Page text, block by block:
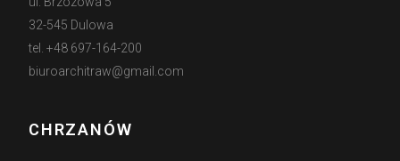
32-545 Dulowa
tel. +48 697-164-200
biuroarchitraw@gmail.com
CHRZANÓW